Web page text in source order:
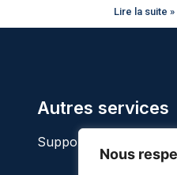
Nous
Lire la suite »
Autres services
Support Zoho